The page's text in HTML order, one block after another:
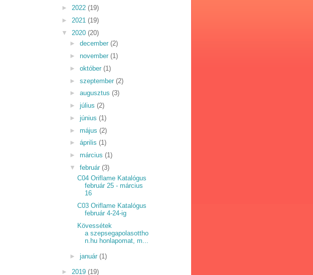
► 2022 (19)
► 2021 (19)
▼ 2020 (20)
► december (2)
► november (1)
► október (1)
► szeptember (2)
► augusztus (3)
► július (2)
► június (1)
► május (2)
► április (1)
► március (1)
▼ február (3)
C04 Oriflame Katalógus
február 25 - március
16
C03 Oriflame Katalógus
február 4-24-ig
Kövessétek
a szepsegapolasottho
n.hu honlapomat, m...
► január (1)
► 2019 (19)